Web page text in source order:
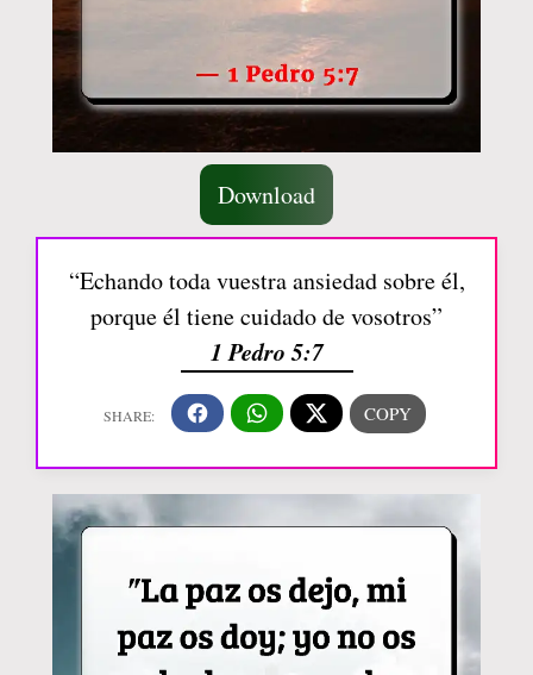
Download
“Echando toda vuestra ansiedad sobre él,
porque él tiene cuidado de vosotros”
1 Pedro 5:7